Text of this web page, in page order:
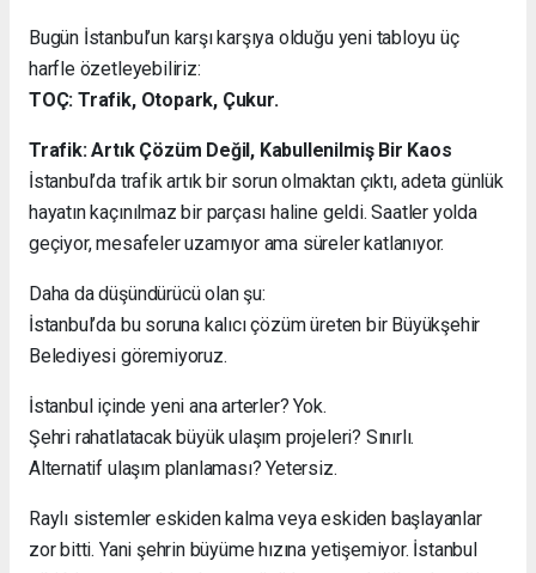
Bugün İstanbul’un karşı karşıya olduğu yeni tabloyu üç
harfle özetleyebiliriz:
TOÇ: Trafik, Otopark, Çukur.
Trafik: Artık Çözüm Değil, Kabullenilmiş Bir Kaos
İstanbul’da trafik artık bir sorun olmaktan çıktı, adeta günlük
hayatın kaçınılmaz bir parçası haline geldi. Saatler yolda
geçiyor, mesafeler uzamıyor ama süreler katlanıyor.
Daha da düşündürücü olan şu:
İstanbul’da bu soruna kalıcı çözüm üreten bir Büyükşehir
Belediyesi göremiyoruz.
İstanbul içinde yeni ana arterler? Yok.
Şehri rahatlatacak büyük ulaşım projeleri? Sınırlı.
Alternatif ulaşım planlaması? Yetersiz.
Raylı sistemler eskiden kalma veya eskiden başlayanlar
zor bitti. Yani şehrin büyüme hızına yetişemiyor. İstanbul